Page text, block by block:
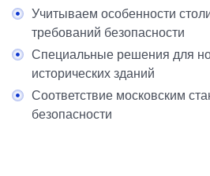
Учитываем особенности
требований безопасности
Специальные решения для
исторических зданий
Соответствие московским
безопасности